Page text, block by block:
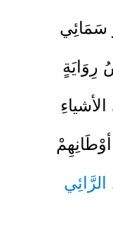
سَمَائِي
الرَّائِي